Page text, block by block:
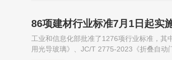
86项建材行业标准7月1日起实
工业和信息化部批准了1276项行业标准，
用光导玻璃》、JC/T 2775-2023《折叠自动